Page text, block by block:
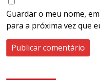
Guardar o meu nome,
para a próxima vez que